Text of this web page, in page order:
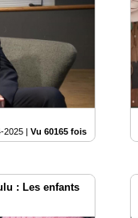
2025| Vu 60165 fois
: Les enfants